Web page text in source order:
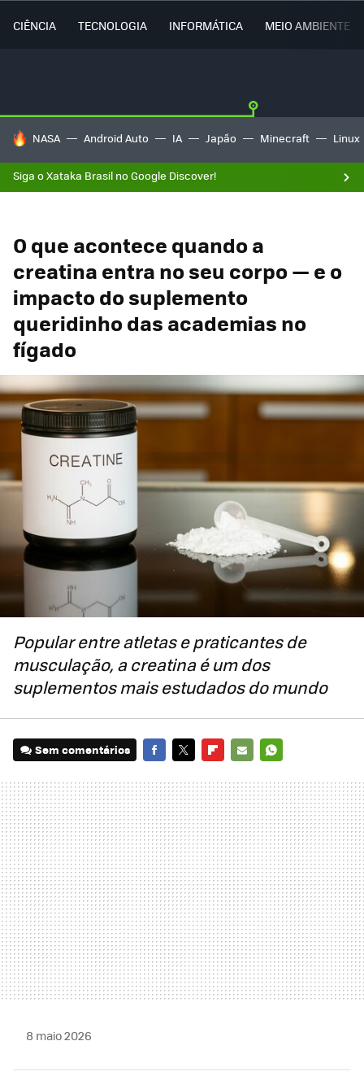
CIÊNCIA TECNOLOGIA INFORMÁTICA MEIO AMBIENTE
TENDÊNCIAS DO DIA
NASA Android Auto IA Japão Minecraft Linux
Siga o Xataka Brasil no Google Discover!
O que acontece quando a
creatina entra no seu corpo — e o
impacto do suplemento
queridinho das academias no
fígado
Popular entre atletas e praticantes de
musculação, a creatina é um dos
suplementos mais estudados do mundo
Sem comentários
MAIL
8 maio 2026